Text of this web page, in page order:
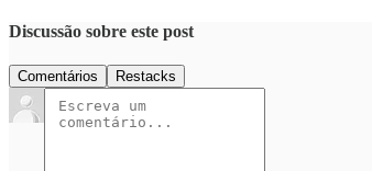
Discussão sobre este post
Comentários Restacks